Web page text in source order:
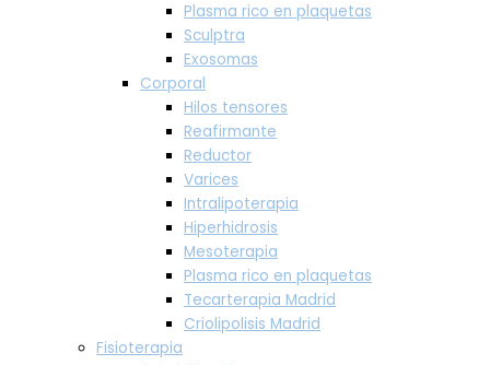
Plasma rico en plaquetas
Sculptra
Exosomas
Corporal
Hilos tensores
Reafirmante
Reductor
Varices
Intralipoterapia
Hiperhidrosis
Mesoterapia
Plasma rico en plaquetas
Tecarterapia Madrid
Criolipolisis Madrid
Fisioterapia